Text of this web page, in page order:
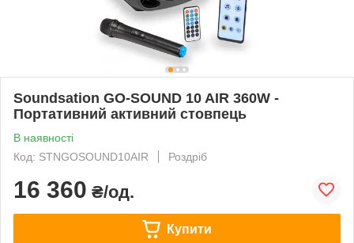
Soundsation GO-SOUND 10 AIR 360W -
Портативний активний стовпець
В наявності
Код: STNGOSOUND10AIR
Роздріб
16 360 ₴/од.
Купити